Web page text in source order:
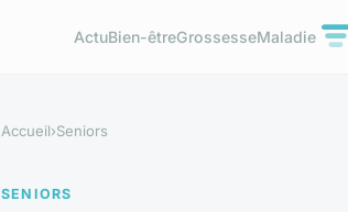
ActuBien-êtreGrossesseMaladie
Accueil›Seniors
SENIORS